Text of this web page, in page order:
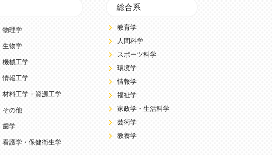
物理学
生物学
機械工学
情報工学
材料工学・資源工学
その他
歯学
看護学・保健衛生学
総合系
教育学
人間科学
スポーツ科学
環境学
情報学
福祉学
家政学・生活科学
芸術学
教養学